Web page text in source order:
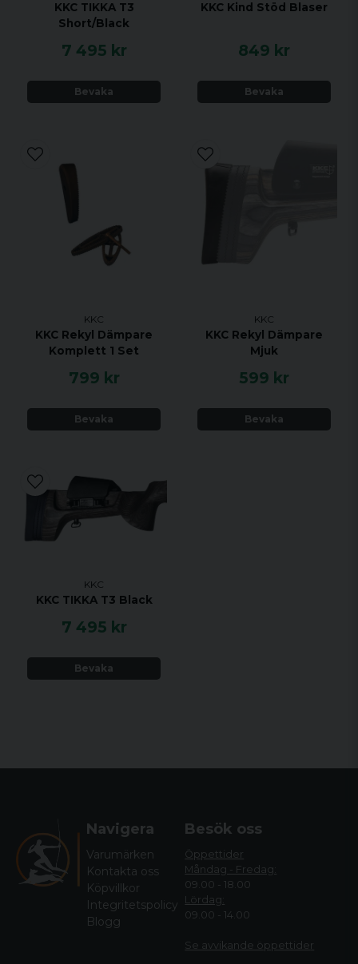
KKC TIKKA T3
Short/Black
7 495 kr
Bevaka
KKC Kind Stöd Blaser
849 kr
Bevaka
KKC
KKC Rekyl Dämpare
Komplett 1 Set
799 kr
Bevaka
KKC
KKC Rekyl Dämpare
Mjuk
599 kr
Bevaka
KKC
KKC TIKKA T3 Black
7 495 kr
Bevaka
Navigera
Varumärken
Kontakta oss
Köpvillkor
Integritetspolicy
Blogg
Besök oss
Öppettider
Måndag - Fredag:
09.00 - 18.00
Lördag:
09.00 - 14.00
Se avvikande öppettider